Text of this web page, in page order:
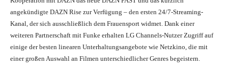
angekündigte DAZN Rise zur Verfügung – den ersten 24/7-Streaming-
Kanal, der sich ausschließlich dem Frauensport widmet. Dank einer
weiteren Partnerschaft mit Funke erhalten LG Channels-Nutzer Zugriff auf
einige der besten linearen Unterhaltungsangebote wie Netzkino, die mit
einer großen Auswahl an Filmen unterschiedlicher Genres begeistern.